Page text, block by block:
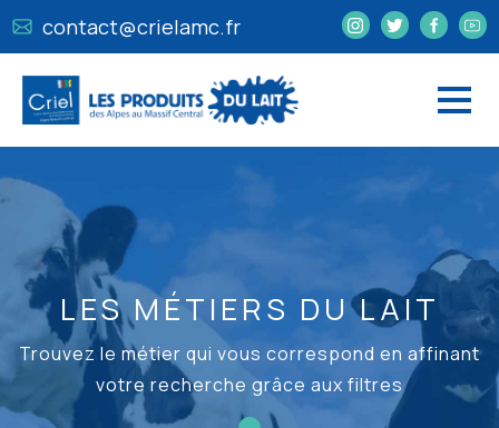
contact@crielamc.fr
LES MÉTIERS DU LAIT
Trouvez le métier qui vous correspond en affinant
votre recherche grâce aux filtres